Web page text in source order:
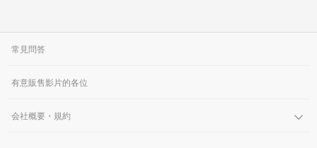
常見問答
有意販售影片的各位
会社概要・規約